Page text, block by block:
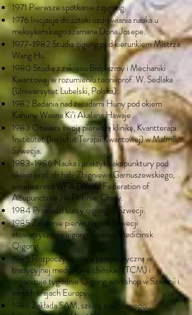
1971 Pierwsze spotkanie z qigong.
1976 Inicjacje do sztuki uzdrawiania nauka u
meksykańskiego szamana Dona Josepe.
1977-1982 Studia qigong pod kierunkiem Mistrza
Wang Hu.
1980 Studia z zakresu Bioplazmy i Mechaniki
Kwantowej w rozumieniu teorii prof. W. Sedlaka
(Uniwersytet Lubelski, Polska).
1982 Badania nad zasadami Huny pod okiem
Kahuny Waena Ki’i Akalana Hawaje .
1983 Otwiera swoją pierwszą klinikę, Kvantterapi
Institutet (Instytut Terapii Kwantowej) w Malmö,
Szwecja.
1983-1986Nauka i praktyka akupunktury pod
okiem prof. dr hab. Zbigniewa Garnuszewskiego,
wiceprezesa WFA (World Federation of
Acupuncture ) w Pekinie, Chiny.
1984 Prowadzi kursy qigong w Szwecji.
1985 Założenie pierwszego w Szwecji
stowarzyszenia qigong, Svensk Medicinsk
Qigong.
1986 Rozpoczyna pracę terapeutyczną w
tradycyjnej medycynie chińskiej (TCM) i
organizuje tygodnie Qigong workshop w Szwecji i
innych krajach Europy.
1986 Zakłada SAM, szkołę zawodowego